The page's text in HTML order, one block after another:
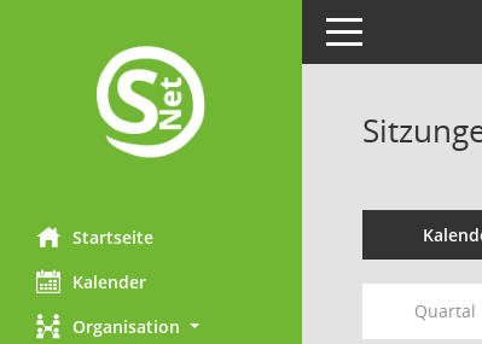
Startseite
Kalender
Organisation
Toggle navigation
Quartal